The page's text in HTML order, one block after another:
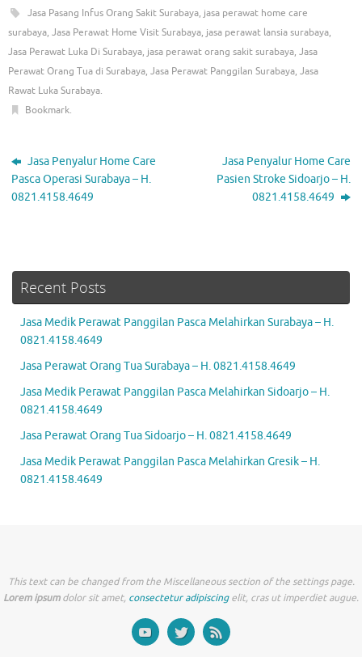
Jasa Pasang Infus Orang Sakit Surabaya, jasa perawat home care
surabaya, Jasa Perawat Home Visit Surabaya, jasa perawat lansia surabaya,
Jasa Perawat Luka Di Surabaya, jasa perawat orang sakit surabaya, Jasa
Perawat Orang Tua di Surabaya, Jasa Perawat Panggilan Surabaya, Jasa
Rawat Luka Surabaya.
Bookmark.
Jasa Penyalur Home Care
Pasca Operasi Surabaya – H.
0821.4158.4649
Jasa Penyalur Home Care
Pasien Stroke Sidoarjo – H.
0821.4158.4649
Recent Posts
Jasa Medik Perawat Panggilan Pasca Melahirkan Surabaya – H.
0821.4158.4649
Jasa Perawat Orang Tua Surabaya – H. 0821.4158.4649
Jasa Medik Perawat Panggilan Pasca Melahirkan Sidoarjo – H.
0821.4158.4649
Jasa Perawat Orang Tua Sidoarjo – H. 0821.4158.4649
Jasa Medik Perawat Panggilan Pasca Melahirkan Gresik – H.
0821.4158.4649
This text can be changed from the Miscellaneous section of the settings page.
Lorem ipsumdolor sit amet, consectetur adipiscingelit, cras ut imperdiet augue.